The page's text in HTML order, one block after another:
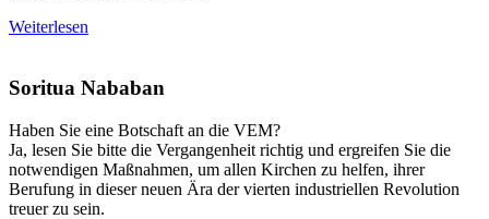
Weiterlesen
Soritua Nababan
Haben Sie eine Botschaft an die VEM?
Ja, lesen Sie bitte die Vergangenheit richtig und ergreifen Sie die
notwendigen Maßnahmen, um allen Kirchen zu helfen, ihrer
Berufung in dieser neuen Ära der vierten industriellen Revolution
treuer zu sein.